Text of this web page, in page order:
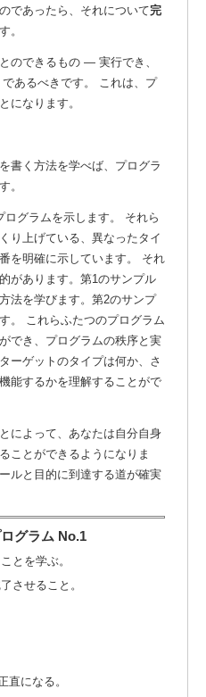
であったら、それについて完
。
のできるもの ― 実行でき、
あるべきです。 これは、プ
になります。
書く方法を学べば、プログラ
。
ログラムを示します。 それら
り上げている、異なったタイ
を明確に示しています。 それ
があります。第1のサンプル
法を学びます。第2のサンプ
。 これらふたつのプログラム
でき、プログラムの秩序と実
ーゲットのタイプは何か、さ
能するかを理解することがで
によって、あなたは自分自身
ことができるようになりま
ルと目的に到達する道が確実
グラム No.1
とを学ぶ。
させること。
直になる。